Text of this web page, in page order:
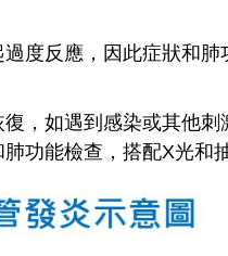
度反應，因此症狀和
，如遇到感染或其他
功能檢查，搭配X光和